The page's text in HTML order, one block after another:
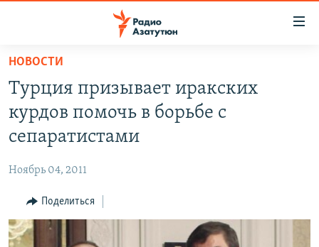
Перейти
основному
содержанию
Перейти
основной
навигации
Перейти
поиску
НОВОСТИ
ПОЛИТИКА
ЭКОНОМИКА
РЕГИОН
НАГОРНЫЙ КАРАБАХ
НОВОСТИ
Турция призывает иракских
курдов помочь в борьбе с
сепаратистами
Ноябрь 04, 2011
Поделиться